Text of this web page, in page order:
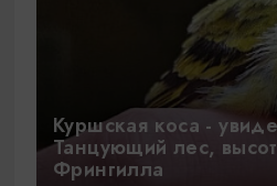
Куршская коса -
Танцующий лес,
Фрингилла